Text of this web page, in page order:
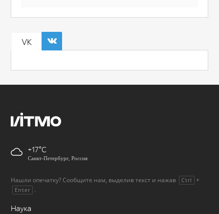
VK
+17
Санкт-Петербург, Россия
Нашли опечатку? Сообщите нам, выделив текст и нажав Ctrl +
Enter .
Наука